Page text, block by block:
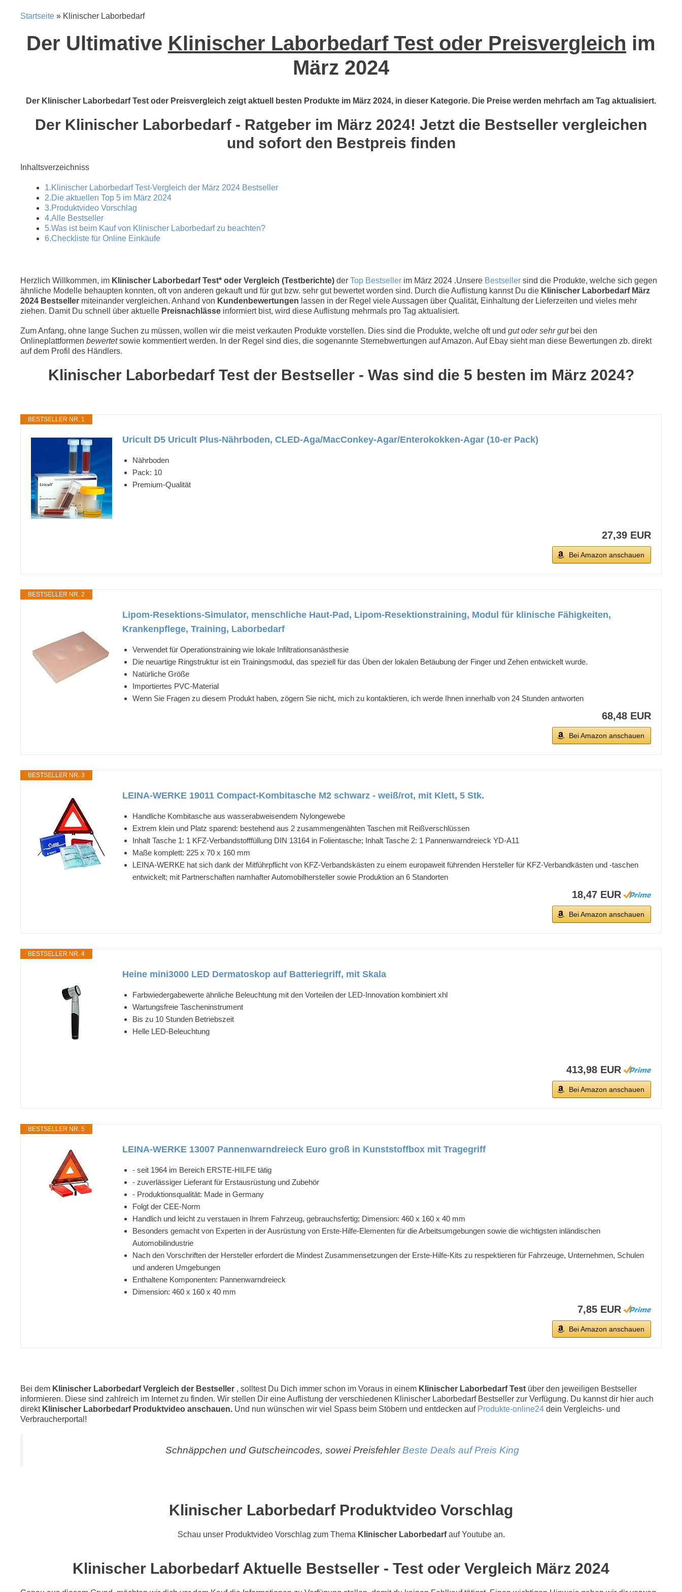
Startseite » Klinischer Laborbedarf
Der Ultimative Klinischer Laborbedarf Test oder Preisvergleich im
März 2024
Der Klinischer Laborbedarf Test oder Preisvergleich zeigt aktuell besten Produkte im März 2024, in dieser Kategorie. Die Preise werden mehrfach am Tag aktualisiert.
Der Klinischer Laborbedarf - Ratgeber im März 2024! Jetzt die Bestseller vergleichen
und sofort den Bestpreis finden
Inhaltsverzeichniss
1.Klinischer Laborbedarf Test-Vergleich der März 2024 Bestseller
2.Die aktuellen Top 5 im März 2024
3.Produktvideo Vorschlag
4.Alle Bestseller
5.Was ist beim Kauf von Klinischer Laborbedarf zu beachten?
6.Checkliste für Online Einkäufe
Herzlich Willkommen, im Klinischer Laborbedarf Test* oder Vergleich (Testberichte) der Top Bestseller im März 2024 .Unsere Bestseller sind die Produkte, welche sich gegen
ähnliche Modelle behaupten konnten, oft von anderen gekauft und für gut bzw. sehr gut bewertet worden sind. Durch die Auflistung kannst Du die Klinischer Laborbedarf März
2024 Bestseller miteinander vergleichen. Anhand von Kundenbewertungen lassen in der Regel viele Aussagen über Qualität, Einhaltung der Lieferzeiten und vieles mehr
ziehen. Damit Du schnell über aktuelle Preisnachlässe informiert bist, wird diese Auflistung mehrmals pro Tag aktualisiert.
Zum Anfang, ohne lange Suchen zu müssen, wollen wir die meist verkauten Produkte vorstellen. Dies sind die Produkte, welche oft und gut oder sehr gutbei den
Onlineplattformen bewertetsowie kommentiert werden. In der Regel sind dies, die sogenannte Sternebwertungen auf Amazon. Auf Ebay sieht man diese Bewertungen zb. direkt
auf dem Profil des Händlers.
Klinischer Laborbedarf Test der Bestseller - Was sind die 5 besten im März 2024?
BESTSELLER NR. 1
Uricult D5 Uricult Plus-Nährboden, CLED-Aga/MacConkey-Agar/Enterokokken-Agar (10-er Pack)
Nährboden
Pack: 10
Premium-Qualität
27,39 EUR
Bei Amazon anschauen
BESTSELLER NR. 2
Lipom-Resektions-Simulator, menschliche Haut-Pad, Lipom-Resektionstraining, Modul für klinische Fähigkeiten,
Krankenpflege, Training, Laborbedarf
Verwendet für Operationstraining wie lokale Infiltrationsanästhesie
Die neuartige Ringstruktur ist ein Trainingsmodul, das speziell für das Üben der lokalen Betäubung der Finger und Zehen entwickelt wurde.
Natürliche Größe
Importiertes PVC-Material
Wenn Sie Fragen zu diesem Produkt haben, zögern Sie nicht, mich zu kontaktieren, ich werde Ihnen innerhalb von 24 Stunden antworten
68,48 EUR
Bei Amazon anschauen
BESTSELLER NR. 3
LEINA-WERKE 19011 Compact-Kombitasche M2 schwarz - weiß/rot, mit Klett, 5 Stk.
Handliche Kombitasche aus wasserabweisendem Nylongewebe
Extrem klein und Platz sparend: bestehend aus 2 zusammengenähten Taschen mit Reißverschlüssen
Inhalt Tasche 1: 1 KFZ-Verbandstofffüllung DIN 13164 in Folientasche; Inhalt Tasche 2: 1 Pannenwarndreieck YD-A11
Maße komplett: 225 x 70 x 160 mm
LEINA-WERKE hat sich dank der Mitführpflicht von KFZ-Verbandskästen zu einem europaweit führenden Hersteller für KFZ-Verbandkästen und -taschen
entwickelt; mit Partnerschaften namhafter Automobilhersteller sowie Produktion an 6 Standorten
18,47 EUR
Bei Amazon anschauen
BESTSELLER NR. 4
Heine mini3000 LED Dermatoskop auf Batteriegriff, mit Skala
Farbwiedergabewerte ähnliche Beleuchtung mit den Vorteilen der LED-Innovation kombiniert xhl
Wartungsfreie Tascheninstrument
Bis zu 10 Stunden Betriebszeit
Helle LED-Beleuchtung
413,98 EUR
Bei Amazon anschauen
BESTSELLER NR. 5
LEINA-WERKE 13007 Pannenwarndreieck Euro groß in Kunststoffbox mit Tragegriff
- seit 1964 im Bereich ERSTE-HILFE tätig
- zuverlässiger Lieferant für Erstausrüstung und Zubehör
- Produktionsqualität: Made in Germany
Folgt der CEE-Norm
Handlich und leicht zu verstauen in Ihrem Fahrzeug, gebrauchsfertig; Dimension: 460 x 160 x 40 mm
Besonders gemacht von Experten in der Ausrüstung von Erste-Hilfe-Elementen für die Arbeitsumgebungen sowie die wichtigsten inländischen
Automobilindustrie
Nach den Vorschriften der Hersteller erfordert die Mindest Zusammensetzungen der Erste-Hilfe-Kits zu respektieren für Fahrzeuge, Unternehmen, Schulen
und anderen Umgebungen
Enthaltene Komponenten: Pannenwarndreieck
Dimension: 460 x 160 x 40 mm
7,85 EUR
Bei Amazon anschauen
Bei dem Klinischer Laborbedarf Vergleich der Bestseller , solltest Du Dich immer schon im Voraus in einem Klinischer Laborbedarf Test über den jeweiligen Bestseller
informieren. Diese sind zahlreich im Internet zu finden. Wir stellen Dir eine Auflistung der verschiedenen Klinischer Laborbedarf Bestseller zur Verfügung. Du kannst dir hier auch
direkt Klinischer Laborbedarf Produktvideo anschauen. Und nun wünschen wir viel Spass beim Stöbern und entdecken auf Produkte-online24 dein Vergleichs- und
Verbraucherportal!
Schnäppchen und Gutscheincodes, sowei Preisfehler Beste Deals auf Preis King
Klinischer Laborbedarf Produktvideo Vorschlag
Schau unser Produktvideo Vorschlag zum Thema Klinischer Laborbedarfauf Youtube an.
Klinischer Laborbedarf Aktuelle Bestseller - Test oder Vergleich März 2024